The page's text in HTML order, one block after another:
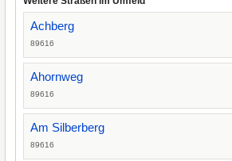
Achberg
89616
Ahornweg
89616
Am Silberberg
89616